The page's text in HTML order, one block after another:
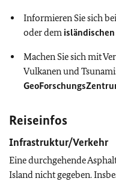
Informieren Sie sich
oder dem
Machen Sie sich mit
Vulkanen und
Reiseinfos
Infrastruktur/Verkehr
Eine durchgehende
Island nicht gegeben.